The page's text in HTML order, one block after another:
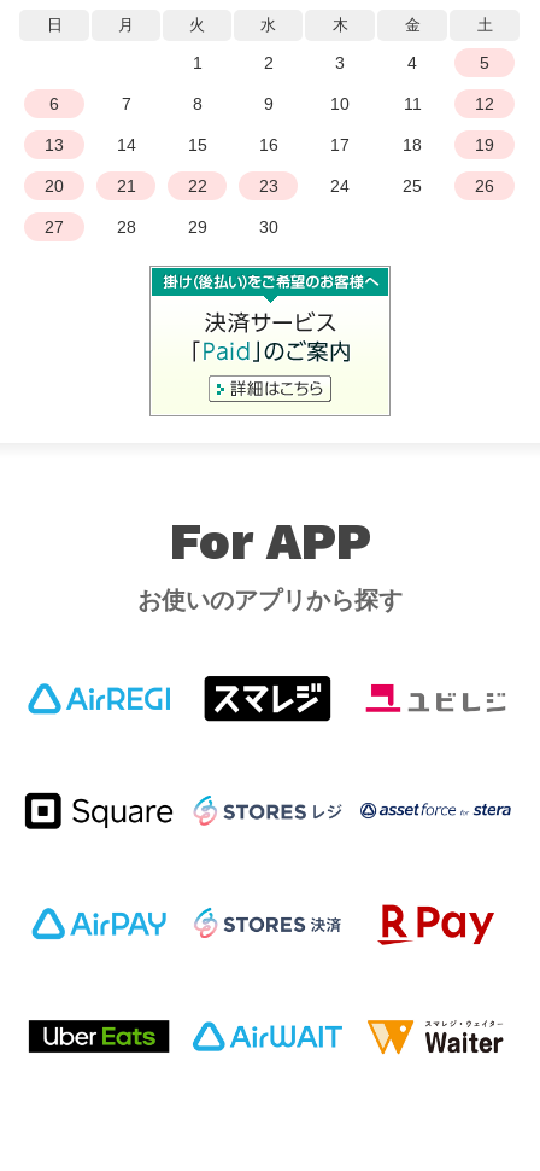
日 月 火 水 木 金 土
1 2 3 4 5
6 7 8 9 10 11 12
13 14 15 16 17 18 19
20 21 22 23 24 25 26
27 28 29 30
For APP
お使いのアプリから探す